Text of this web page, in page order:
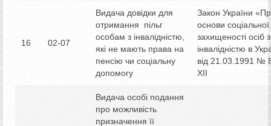
16 02-07
Видача довідки для
отримання пільг
особам з інвалідністю,
які не мають права на
пенсію чи соціальну
допомогу
Закон України
основи соціальної
захищеності осіб з
інвалідністю в
від 21.03.1991 №
XII
Видача особі подання
про можливість
призначення її